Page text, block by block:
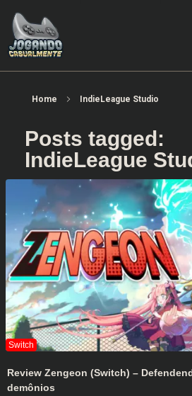
Home IndieLeague Studio
Posts tagged:
IndieLeague
Review Zengeon (Switch) –
demônios